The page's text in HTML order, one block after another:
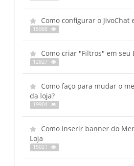
Como configurar o JivoChat
15988
Como criar "Filtros" em seu
12827
Como faço para mudar o
da loja?
19904
Como inserir banner do
Loja
15021